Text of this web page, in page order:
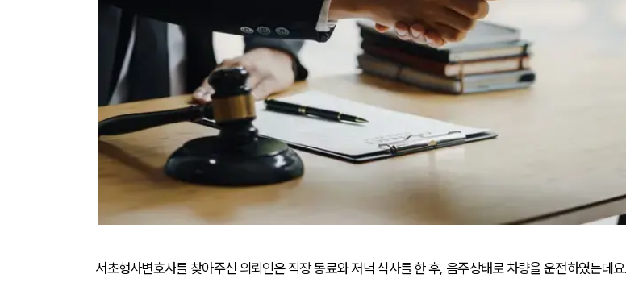
서초형사변호사를 찾아주신 의뢰인은 직장 동료와 저녁 식사를 한 후, 음주상태로 차량을 운전하였는데요.